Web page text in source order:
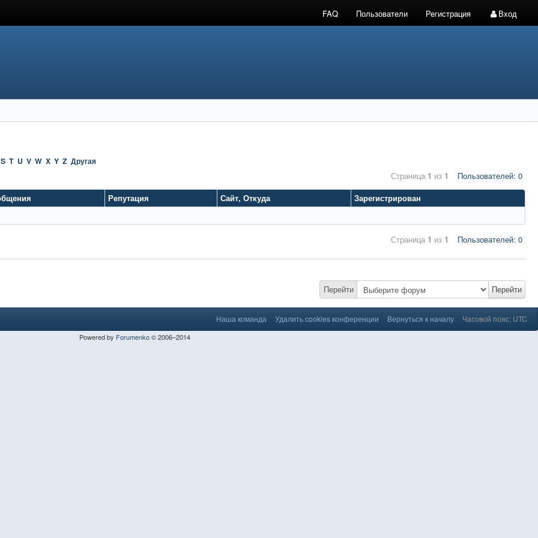
FAQ Пользователи Регистрация Вход
S T U V W X Y Z Другая
Пользователей: 0
Страница 1 из 1
Репутация Сайт, Откуда
Зарегистрирован
Пользователей: 0
Страница 1 из 1
Перейти Перейти
Наша команда Удалить cookies конференции Вернуться к началу Часовой пояс: UTC
Powered by Forumenko© 2006–2014